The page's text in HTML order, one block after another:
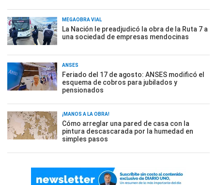
MEGAOBRA VIAL
La Nación le preadjudicó la obra de la Ruta 7 a
una sociedad de empresas mendocinas
ANSES
Feriado del 17 de agosto: ANSES modificó el
esquema de cobros para jubilados y
pensionados
¡MANOS A LA OBRA!
Cómo arreglar una pared de casa con la
pintura descascarada por la humedad en
simples pasos